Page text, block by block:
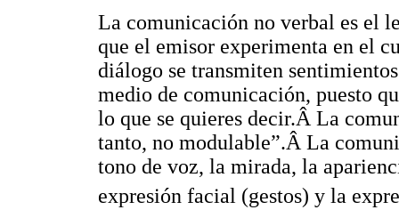
La comunicación no verbal es el
que el emisor experimenta en el
diálogo se transmiten
medio de comunicación, puesto
lo que se quieres decir.Â La
tanto, no modulable”.Â La
tono de voz, la mirada, la
expresión facial (gestos) y la